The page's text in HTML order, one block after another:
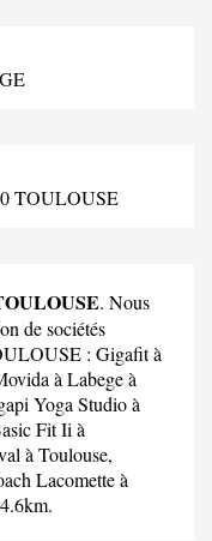
TOULOUSE
. Nous
de sociétés
: Gigafità
à Labege à
Yoga Studioà
Fit Ii à
à Toulouse,
Lacometteà